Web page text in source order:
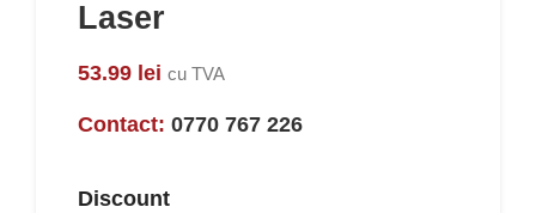
Laser
53.99 lei cu TVA
Contact: 0770 767 226
Discount